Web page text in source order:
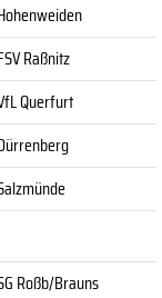
Raßnitz
Querfurt
Roßb/Brauns